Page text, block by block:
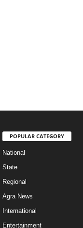
POPULAR CATEGORY
National
State
Regional
Agra News
International
Entertainment